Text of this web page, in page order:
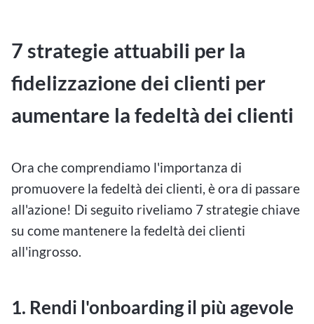
7 strategie attuabili per la
fidelizzazione dei clienti per
aumentare la fedeltà dei clienti
Ora che comprendiamo l'importanza di
promuovere la fedeltà dei clienti, è ora di passare
all'azione! Di seguito riveliamo 7 strategie chiave
su come mantenere la fedeltà dei clienti
all'ingrosso.
1. Rendi l'onboarding il più agevole